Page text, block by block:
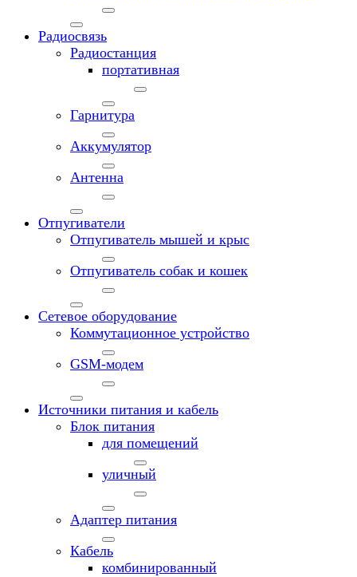
Радиосвязь
Радиостанция
портативная
Гарнитура
Аккумулятор
Антенна
Отпугиватели
Отпугиватель мышей и крыс
Отпугиватель собак и кошек
Сетевое оборудование
Коммутационное устройство
GSM-модем
Источники питания и кабель
Блок питания
для помещений
уличный
Адаптер питания
Кабель
комбинированный